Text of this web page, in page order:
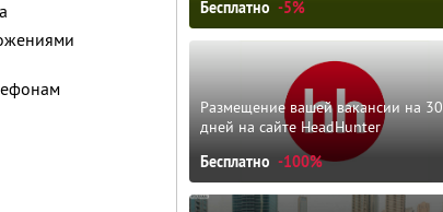
Бесплатно -5%
Размещение вашей вакансии на 30
дней на сайте HeadHunter
Бесплатно -100%